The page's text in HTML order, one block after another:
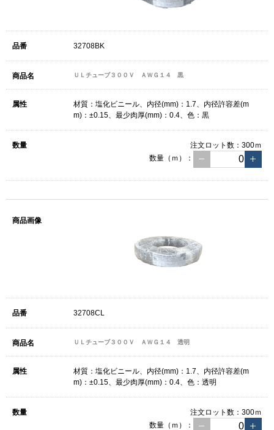
32708BK
ＵＬチューブ３００Ｖ ＡＷＧ１４ 黒
材質：塩化ビニール、内径(mm)：1.7、内径許容差(m
m)：±0.15、最少肉厚(mm)：0.4、色：黒
注文ロット数： 300ｍ
数量（ｍ）：
32708CL
ＵＬチューブ３００Ｖ ＡＷＧ１４ 透明
材質：塩化ビニール、内径(mm)：1.7、内径許容差(m
m)：±0.15、最少肉厚(mm)：0.4、色：透明
注文ロット数： 300ｍ
数量（ｍ）：